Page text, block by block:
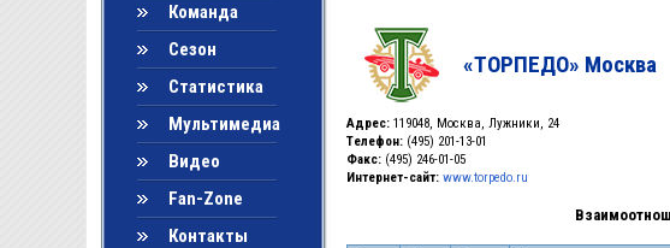
Команда
Сезон
Статистика
Мультимедиа
Видео
Fan-Zone
Контакты
«ТОРПЕДО» Москва
Адрес: 119048, Москва, Лужники, 24
Телефон: (495) 201-13-01
Факс: (495) 246-01-05
Интернет-сайт: www.torpedo.ru